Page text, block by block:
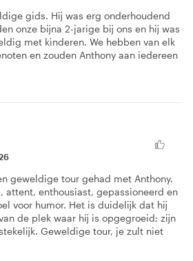
gids. Hij was erg onderhoudend
onze bijna 2-jarige bij ons en hij was
met kinderen. We hebben van elk
en zouden Anthony aan iedereen
geweldige tour gehad met Anthony.
attent, enthousiast, gepassioneerd en
voor humor. Het is duidelijk dat hij
de plek waar hij is opgegroeid; zijn
Geweldige tour, je zult niet